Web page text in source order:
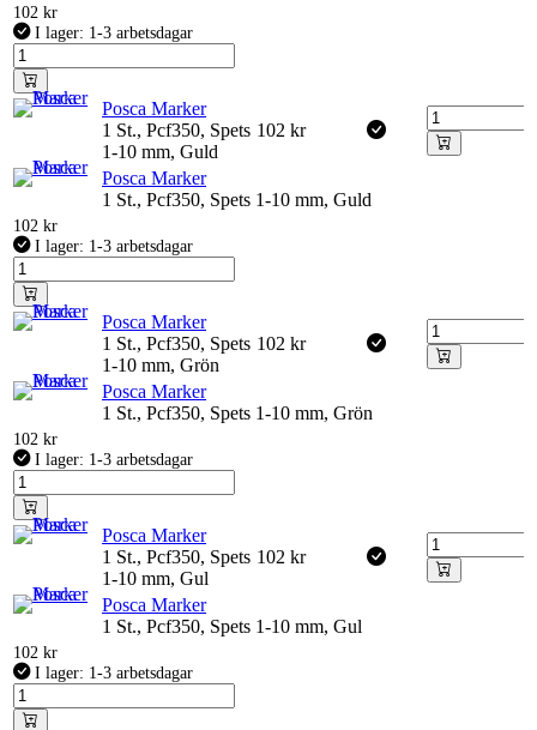
102 kr
I lager: 1-3 arbetsdagar
Posca Marker
1 St., Pcf350, Spets
1-10 mm, Guld
102 kr
Posca Marker
1 St., Pcf350, Spets 1-10 mm, Guld
102 kr
I lager: 1-3 arbetsdagar
Posca Marker
1 St., Pcf350, Spets
1-10 mm, Grön
102 kr
Posca Marker
1 St., Pcf350, Spets 1-10 mm, Grön
102 kr
I lager: 1-3 arbetsdagar
Posca Marker
1 St., Pcf350, Spets
1-10 mm, Gul
102 kr
Posca Marker
1 St., Pcf350, Spets 1-10 mm, Gul
102 kr
I lager: 1-3 arbetsdagar